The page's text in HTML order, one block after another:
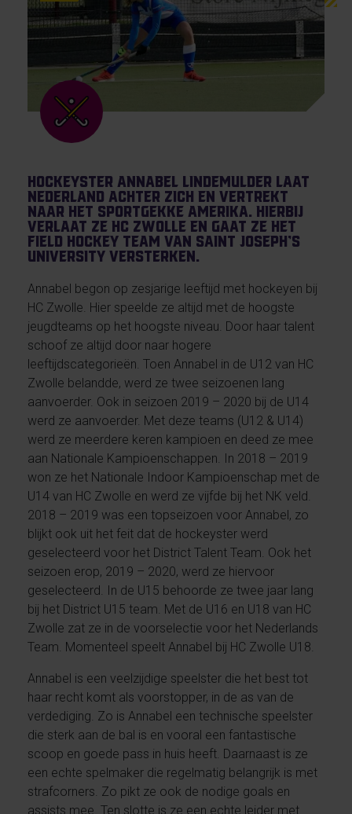
Hockeyster Annabel Lindemulder laat
Nederland achter zich en vertrekt
naar het sportgekke Amerika. Hierbij
verlaat ze HC Zwolle en gaat ze het
field hockey team van Saint Joseph’s
University versterken.
Annabel begon op zesjarige leeftijd met hockeyen bij
HC Zwolle. Hier speelde ze altijd met de hoogste
jeugdteams op het hoogste niveau. Door haar talent
schoof ze altijd door naar hogere
leeftijdscategorieën. Toen Annabel in de U12 van HC
Zwolle belandde, werd ze twee seizoenen lang
aanvoerder. Ook in seizoen 2019 – 2020 bij de U14
werd ze aanvoerder. Met deze teams (U12 & U14)
werd ze meerdere keren kampioen en deed ze mee
aan Nationale Kampioenschappen. In 2018 – 2019
won ze het Nationale Indoor Kampioenschap met de
U14 van HC Zwolle en werd ze vijfde bij het NK veld.
2018 – 2019 was een topseizoen voor Annabel, zo
blijkt ook uit het feit dat de hockeyster werd
geselecteerd voor het District Talent Team. Ook het
seizoen erop, 2019 – 2020, werd ze hiervoor
geselecteerd. In de U15 behoorde ze twee jaar lang
bij het District U15 team. Met de U16 en U18 van HC
Zwolle zat ze in de voorselectie voor het Nederlands
Team. Momenteel speelt Annabel bij HC Zwolle U18.
Annabel is een veelzijdige speelster die het best tot
haar recht komt als voorstopper, in de as van de
verdediging. Zo is Annabel een technische speelster
die sterk aan de bal is en vooral een fantastische
scoop en goede pass in huis heeft. Daarnaast is ze
een echte spelmaker die regelmatig belangrijk is met
strafcorners. Zo pikt ze ook de nodige goals en
assists mee. Ten slotte is ze een echte leider met